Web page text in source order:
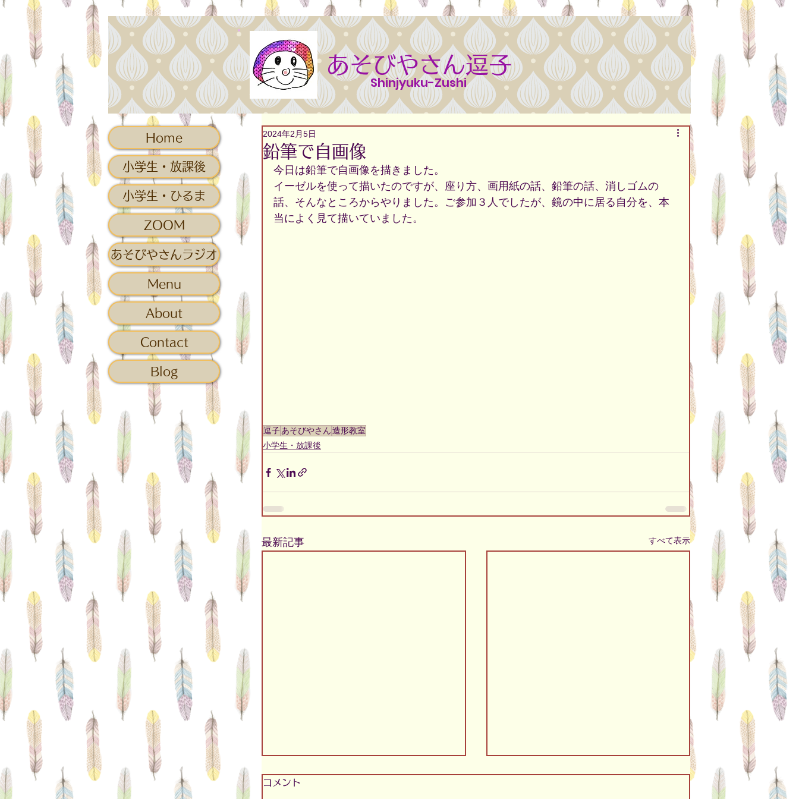
あそびやさん逗子
Shinjyuku-Zushi
Home
小学生・放課後
小学生・ひるま
ZOOM
あそびやさんラジオ
Menu
About
Contact
Blog
鉛筆で自画像
2024年2月5日
今日は鉛筆で自画像を描きました。
イーゼルを使って描いたのですが、座り方、画用紙の話、鉛筆の話、消しゴムの
話、そんなところからやりました。ご参加３人でしたが、鏡の中に居る自分を、本
当によく見て描いていました。
逗子あそびやさん造形教室
小学生・放課後
最新記事 すべて表示
コメント